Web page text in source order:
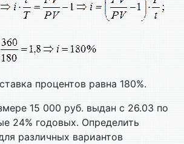
процентов равна 180%.
15 000 руб. выдан с 26.03 по
24% годовых. Определить
различных вариантов